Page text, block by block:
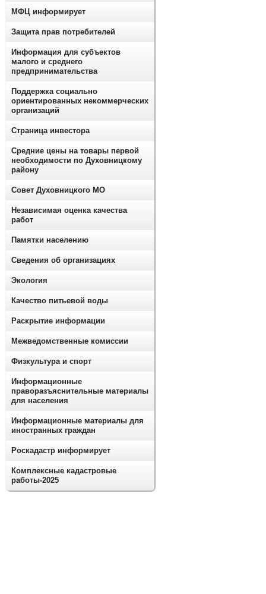
МФЦ информирует
Защита прав потребителей
Информация для субъектов
малого и среднего
предпринимательства
Поддержка социально
ориентированных некоммерческих
организаций
Страница инвестора
Средние цены на товары первой
необходимости по Духовницкому
району
Совет Духовницкого МО
Независимая оценка качества
работ
Памятки населению
Сведения об организациях
Экология
Качество питьевой воды
Раскрытие информации
Межведомственные комиссии
Физкультура и спорт
Информационные
праворазъяснительные материалы
для населения
Информационные материалы для
иностранных граждан
Роскадастр информирует
Комплексные кадастровые
работы-2025